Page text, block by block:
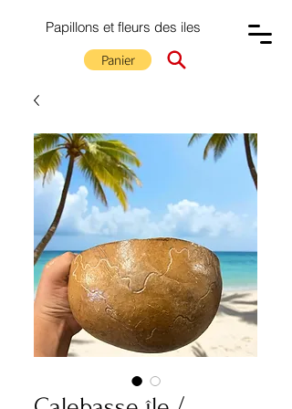
Papillons et fleurs des iles
Panier